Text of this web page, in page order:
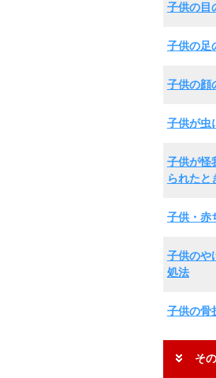
子供の目
子供の足
子供の顔
子供が虫
子供が怪
られたと
子供・赤
子供のや
処法
子供の骨
そ